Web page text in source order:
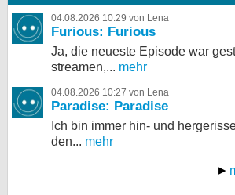
04.08.2026 10:29 von Lena
Furious: Furious
Ja, die neueste Episode war
streamen,... mehr
04.08.2026 10:27 von Lena
Paradise: Paradise
Ich bin immer hin- und
den... mehr